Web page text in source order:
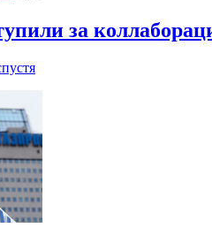
за